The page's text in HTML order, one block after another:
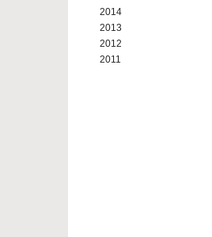
2014
2013
2012
2011